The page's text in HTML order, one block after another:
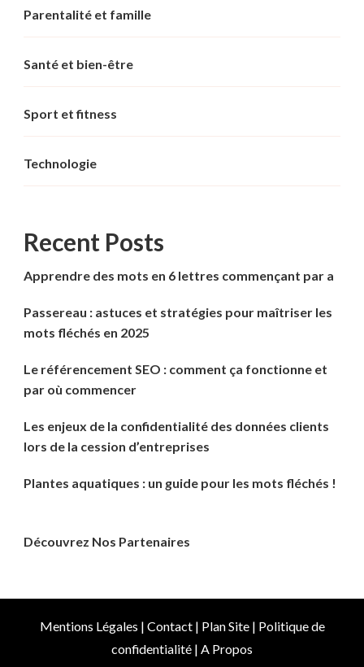
Parentalité et famille
Santé et bien-être
Sport et fitness
Technologie
Recent Posts
Apprendre des mots en 6 lettres commençant par a
Passereau : astuces et stratégies pour maîtriser les
mots fléchés en 2025
Le référencement SEO : comment ça fonctionne et
par où commencer
Les enjeux de la confidentialité des données clients
lors de la cession d’entreprises
Plantes aquatiques : un guide pour les mots fléchés !
Découvrez Nos Partenaires
Mentions Légales | Contact| Plan Site| Politique de
confidentialité | A Propos